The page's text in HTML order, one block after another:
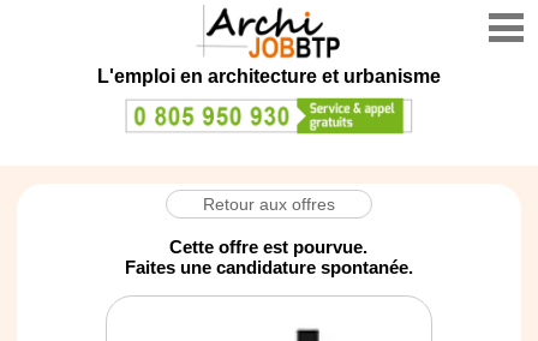
L'emploi en architecture et urbanisme
Retour aux offres
Cette offre est pourvue.
Faites une candidature spontanée.